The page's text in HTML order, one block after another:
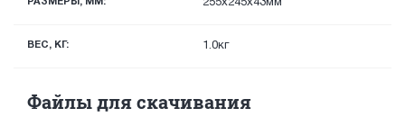
255x245x43мм
ВЕС, КГ: 1.0кг
Файлы для скачивания